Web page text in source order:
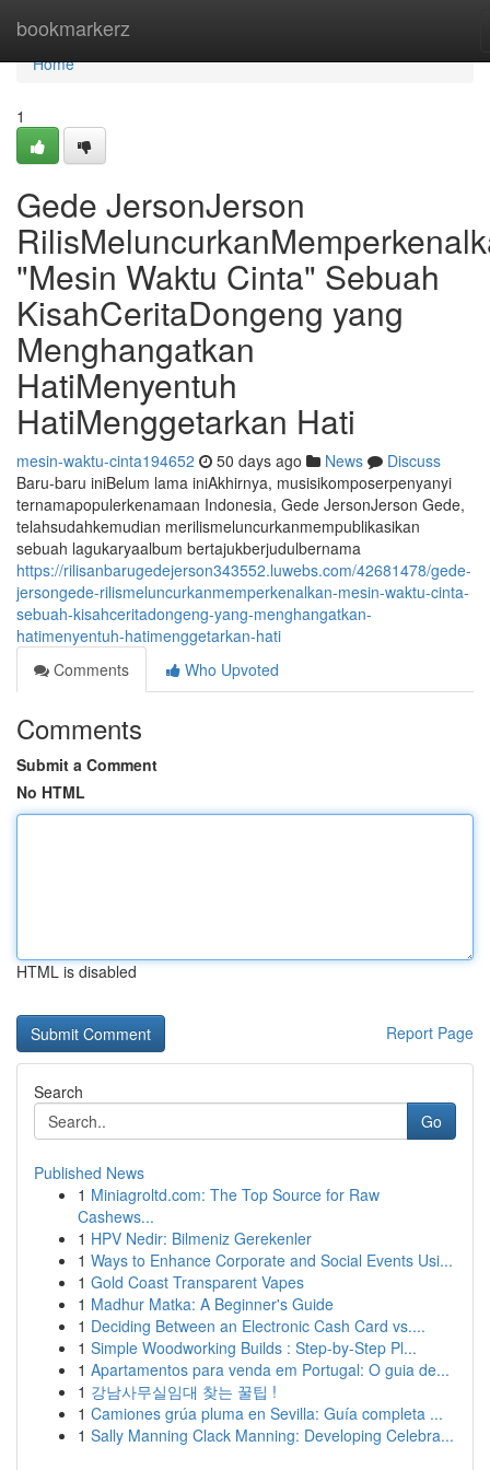
bookmarkerz
Home
Home
1
Gede JersonJerson
"Mesin Waktu Cinta" Sebuah
KisahCeritaDongeng yang
Menghangatkan
HatiMenyentuh
HatiMenggetarkan Hati
mesin-waktu-cinta194652 50 days ago News
Discuss
Baru-baru iniBelum lama iniAkhirnya, musisikomposerpenyanyi
ternamapopulerkenamaan Indonesia, Gede JersonJerson Gede,
telahsudahkemudian merilismeluncurkanmempublikasikan
sebuah lagukaryaalbum bertajukberjudulbernama
https://rilisanbarugedejerson343552.luwebs.com/42681478/gede-
jersongede-rilismeluncurkanmemperkenalkan-mesin-waktu-cinta-
sebuah-kisahceritadongeng-yang-menghangatkan-
hatimenyentuh-hatimenggetarkan-hati
Comments
Who Upvoted
Comments
Submit a Comment
No HTML
HTML is disabled
Report Page
Search
Go
Published News
1 Miniagroltd.com: The Top Source for Raw
Cashews...
1 HPV Nedir: Bilmeniz Gerekenler
1 Ways to Enhance Corporate and Social Events Usi...
1 Gold Coast Transparent Vapes
1 Madhur Matka: A Beginner's Guide
1 Deciding Between an Electronic Cash Card vs....
1 Simple Woodworking Builds : Step-by-Step Pl...
1 Apartamentos para venda em Portugal: O guia de...
1 강남사무실임대 찾는 꿀팁 !
1 Camiones grúa pluma en Sevilla: Guía completa ...
1 Sally Manning Clack Manning: Developing Celebra...